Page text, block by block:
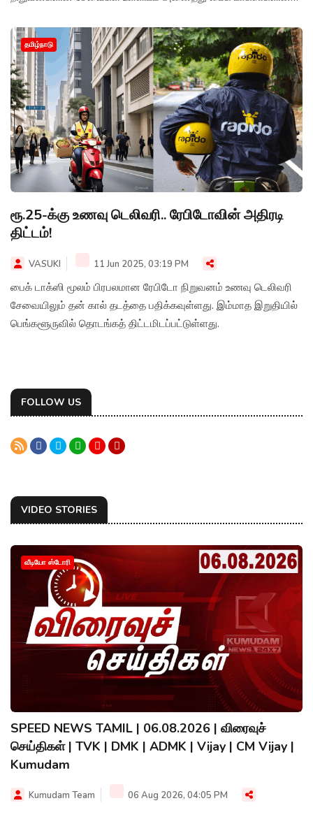
தமிழ்நாடு
ரூ.25-க்கு உணவு டெலிவரி.. ரேபிடோவின் அதிரடி
திட்டம்!
VASUKI 11 Jun 2025, 03:19 PM
பைக் டாக்ஸி மூலம் பிரபலமான ரேபிடோ நிறுவனம் உணவு டெலிவரி
சேவையிலும் தன் கால் தடத்தை பதிக்கவுள்ளது. இம்மாத இறுதியில்
பெங்களூருவில் தொடங்கத் திட்டமிடப்பட்டுள்ளது.
FOLLOW US
VIDEO STORIES
வீடியோ ஸ்டோரி
SPEED NEWS TAMIL | 06.08.2026 | விரைவுச்
செய்திகள் | TVK | DMK | ADMK | Vijay | CM Vijay |
Kumudam
Kumudam Team 06 Aug 2026, 04:05 PM